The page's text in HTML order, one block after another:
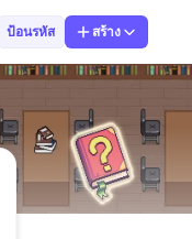
ป้อนรหัส สร้าง